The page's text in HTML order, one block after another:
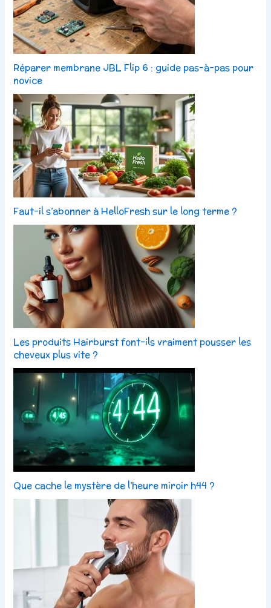
Réparer membrane JBL Flip 6 : guide pas-à-pas pour
novice
Faut-il s’abonner à HelloFresh sur le long terme ?
Les produits Hairburst font-ils vraiment pousser les
cheveux plus vite ?
Que cache le mystère de l’heure miroir h44 ?